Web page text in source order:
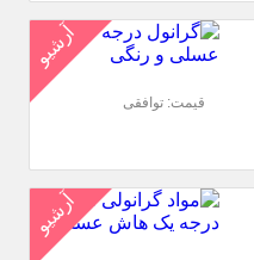
آرشیو
قیمت: توافقی
آرشیو